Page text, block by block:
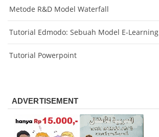
Metode R&D Model Waterfall
Tutorial Edmodo: Sebuah Model E-Learning
Tutorial Powerpoint
ADVERTISEMENT